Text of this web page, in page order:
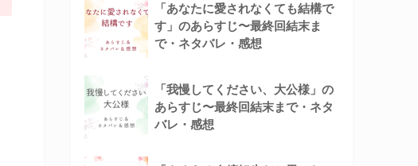
「あなたに愛されなくても結構で
す」のあらすじ〜最終回結末ま
で・ネタバレ・感想
「我慢してください、大公様」の
あらすじ〜最終回結末まで・ネタ
バレ・感想